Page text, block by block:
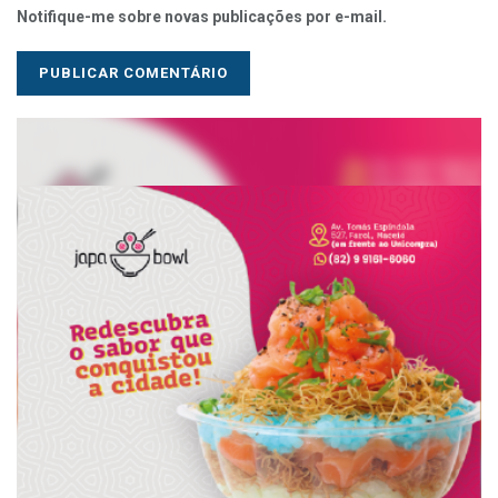
Notifique-me sobre novas publicações por e-mail.